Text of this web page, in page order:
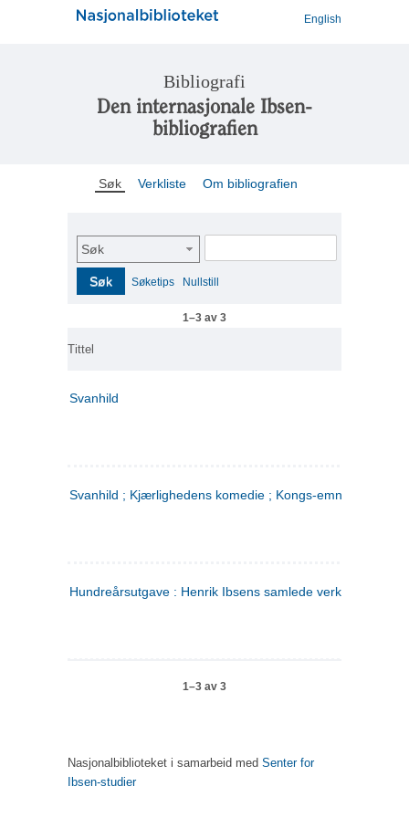
English
Bibliografi
Den internasjonale Ibsen-
bibliografien
Søk Verkliste Om bibliografien
Søk
Søk Søketips Nullstill
1–3 av 3
Tittel
Svanhild
Svanhild ; Kjærlighedens komedie ; Kongs-emnerne
Hundreårsutgave : Henrik Ibsens samlede verker. 4
1–3 av 3
Nasjonalbiblioteket i samarbeid med Senter for
Ibsen-studier